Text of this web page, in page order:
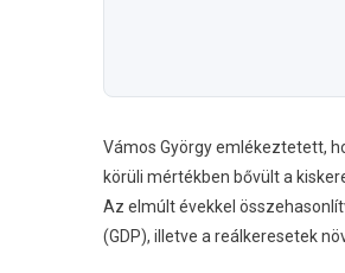
Vámos György emlékeztetett,
körüli mértékben bővült a
Az elmúlt évekkel
(GDP), illetve a reálkeresetek